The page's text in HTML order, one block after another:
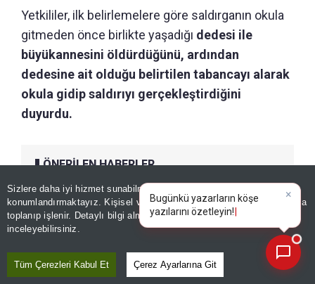
Sizlere daha iyi hizmet sunabilmek adına sitemizde
konumlandırmaktayız. Kişisel verileriniz, KVKK ve GDPR kapsamında
toplanıp işlenir. Detaylı bilgi almak içinAydınlatma Metnimizi
inceleyebilirsiniz.
Tüm Çerezleri Kabul Et Çerez Ayarlarına Git
Yetkililer, ilk belirlemelere göre saldırganın okula
gitmeden önce birlikte yaşadığı dedesi ile
büyükannesini öldürdüğünü, ardından
dedesine ait olduğu belirtilen tabancayı alarak
okula gidip saldırıyı gerçekleştirdiğini
duyurdu.
ÖNERİLEN HABERLER
DÜNYA
Tayland'da okulda silahlı
saldırı! Ölü ve yaralılar var
Bugünk|